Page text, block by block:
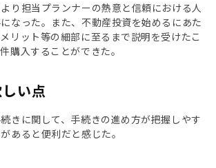
り担当プランナーの熱意と信頼における人
なった。また、不動産投資を始めるにあた
リット等の細部に至るまで説明を受けたこ
購入することができた。
い点
きに関して、手続きの進め方が把握しやす
あると便利だと感じた。